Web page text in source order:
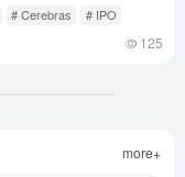
# Cerebras # IPO
125
more+